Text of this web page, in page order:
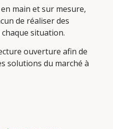
main et sur mesure,
de réaliser des
situation.
ouverture afin de
solutions du marché à